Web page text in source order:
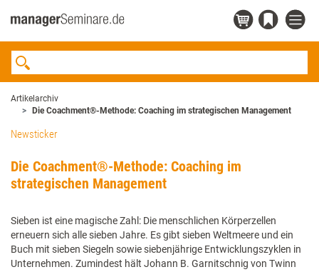
Artikelarchiv
Die Coachment®-Methode: Coaching im strategischen Management
Newsticker
Die Coachment®-Methode: Coaching im
strategischen Management
Sieben ist eine magische Zahl: Die menschlichen Körperzellen
erneuern sich alle sieben Jahre. Es gibt sieben Weltmeere und ein
Buch mit sieben Siegeln sowie siebenjährige Entwicklungszyklen in
Unternehmen. Zumindest hält Johann B. Garnitschnig von Twinn